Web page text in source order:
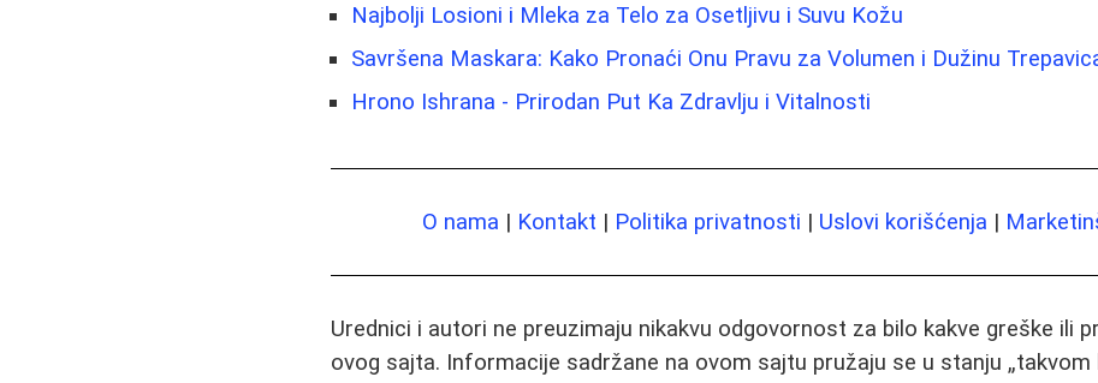
Najbolji Losioni i Mleka za Telo za Osetljivu i Suvu Kožu
Savršena Maskara: Kako Pronaći Onu Pravu za Volumen i Dužinu
Hrono Ishrana - Prirodan Put Ka Zdravlju i Vitalnosti
O nama | Kontakt | Politika privatnosti | Uslovi korišćenja |
Urednici i autori ne preuzimaju nikakvu odgovornost za bilo kakve greške ili
ovog sajta. Informacije sadržane na ovom sajtu pružaju se u stanju „takvom